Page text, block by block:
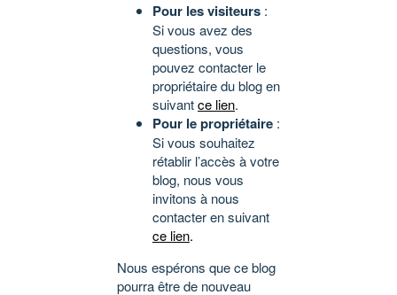
Pour les visiteurs :
Si vous avez des
questions, vous
pouvez contacter le
propriétaire du blog en
suivantce lien.
Pour le propriétaire :
Si vous souhaitez
rétablir l’accès à votre
blog, nous vous
invitons à nous
contacter en suivant
ce lien.
Nous espérons que ce blog
pourra être de nouveau